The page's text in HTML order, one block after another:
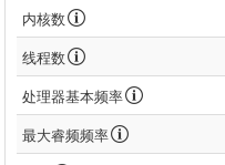
内核数
线程数
处理器基本频率
最大睿频频率